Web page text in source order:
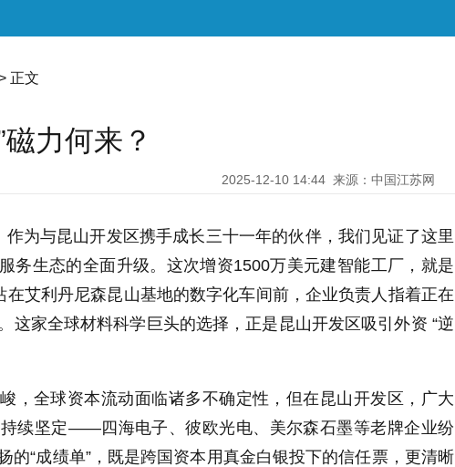
正文
力何来？
2025-12-10 14:44 来源：中国江苏网
作为与昆山开发区携手成长三十一年的伙伴，我们见证了这里
服务生态的全面升级。这次增资1500万美元建智能工厂，就是
在艾利丹尼森昆山基地的数字化车间前，企业负责人指着正在
这家全球材料科学巨头的选择，正是昆山开发区吸引外资 “逆
，全球资本流动面临诸多不确定性，但在昆山开发区，广大
续坚定——四海电子、彼欧光电、美尔森石墨等老牌企业纷
的“成绩单”，既是跨国资本用真金白银投下的信任票，更清晰